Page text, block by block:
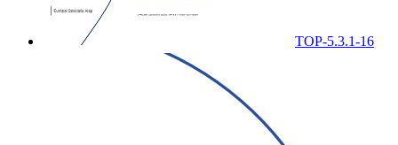
TOP-5.3.1-16